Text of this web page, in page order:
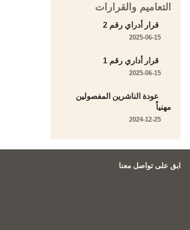
التعاميم والقرارات
قرار أدراي رقم 2
قرار أداري رقم 1
عودة الناشرين المفصولين
مهنياً
ابق على تواصل معنا